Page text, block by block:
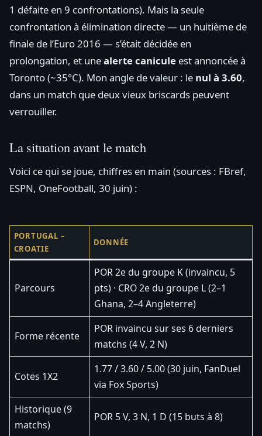
1 défaite en 9 confrontations). Mais la seule
confrontation à élimination directe — un huitième de
finale de l’Euro 2016 — s’était décidée en
prolongation, et unealerte canicule est annoncée à
Toronto (~35°C). Mon angle de valeur : le nul à 3.60,
dans un match que deux vieux briscards peuvent
verrouiller.
La situation avant le match
Voici ce qui se joue, chiffres en main (sources : FBref,
ESPN, OneFootball, 30 juin) :
PORTUGAL –
CROATIE
DONNÉE
Parcours
POR 2e du groupe K (invaincu, 5
pts) · CRO 2e du groupe L (2–1
Ghana, 2–4 Angleterre)
Forme récente
POR invaincu sur ses 6 derniers
matchs (4 V, 2 N)
Cotes 1X2
1.77 / 3.60 / 5.00 (30 juin, FanDuel
via Fox Sports)
Historique (9
matchs)
POR 5 V, 3 N, 1 D (15 buts à 8)